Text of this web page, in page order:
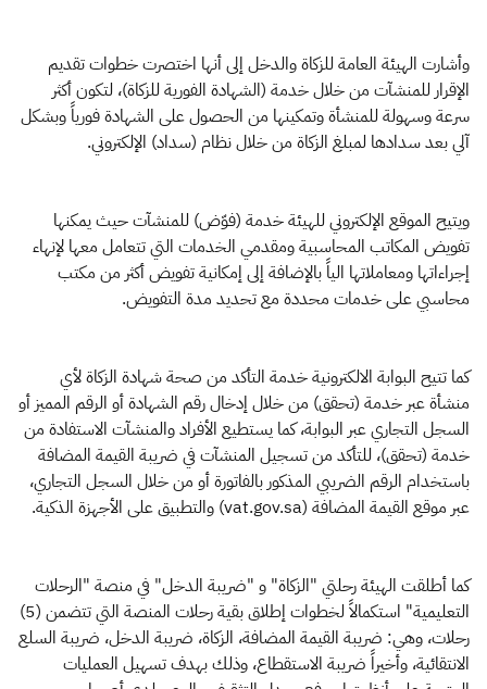
وأشارت الهيئة العامة للزكاة والدخل إلى أنها اختصرت خطوات تقديم
الإقرار للمنشآت من خلال خدمة (الشهادة الفورية للزكاة)، لتكون أكثر
سرعة وسهولة للمنشأة وتمكينها من الحصول على الشهادة فورياً وبشكل
آلي بعد سدادها لمبلغ الزكاة من خلال نظام (سداد) الإلكتروني.
ويتيح الموقع الإلكتروني للهيئة خدمة (فوّض) للمنشآت حيث يمكنها
تفويض المكاتب المحاسبية ومقدمي الخدمات التي تتعامل معها لإنهاء
إجراءاتها ومعاملاتها الياً بالإضافة إلى إمكانية تفويض أكثر من مكتب
محاسبي على خدمات محددة مع تحديد مدة التفويض.
كما تتيح البوابة الالكترونية خدمة التأكد من صحة شهادة الزكاة لأي
منشأة عبر خدمة (تحقق) من خلال إدخال رقم الشهادة أو الرقم المميز أو
السجل التجاري عبر البوابة، كما يستطيع الأفراد والمنشآت الاستفادة من
خدمة (تحقق)، للتأكد من تسجيل المنشآت في ضريبة القيمة المضافة
باستخدام الرقم الضريبي المذكور بالفاتورة أو من خلال السجل التجاري،
عبر موقع القيمة المضافة (vat.gov.sa) والتطبيق على الأجهزة الذكية.
كما أطلقت الهيئة رحلتي "الزكاة" و "ضريبة الدخل" في منصة "الرحلات
التعليمية" استكمالاً لخطوات إطلاق بقية رحلات المنصة التي تتضمن (5)
رحلات، وهي: ضريبة القيمة المضافة، الزكاة، ضريبة الدخل، ضريبة السلع
الانتقائية، وأخيراً ضريبة الاستقطاع، وذلك بهدف تسهيل العمليات